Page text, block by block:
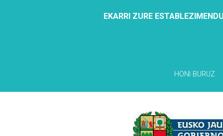
EKARRI ZURE
HONI BURUZ